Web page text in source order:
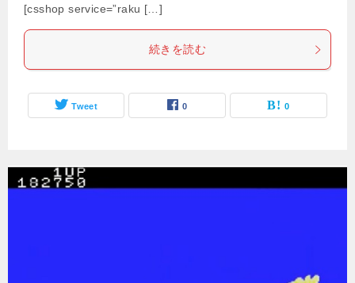
[csshop service=”raku […]
続きを読む
Tweet 0 0